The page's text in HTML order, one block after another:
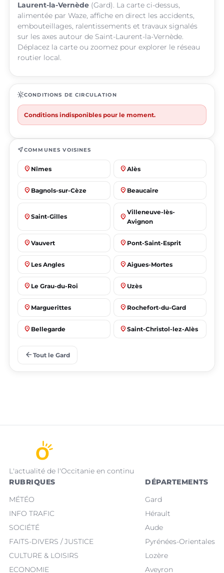
Laurent-la-Vernède (Gard). La carte ci-dessus,
alimentée par Waze, affiche en direct les accidents,
embouteillages, ralentissements et travaux signalés
sur les axes autour de Saint-Laurent-la-Vernède.
Déplacez la carte ou zoomez pour explorer le réseau
routier local.
routineCONDITIONS DE CIRCULATION
Conditions indisponibles pour le moment.
near_meCOMMUNES VOISINES
place Nîmes place Alès
place Bagnols-sur-Cèze place Beaucaire
place Saint-Gilles place
Villeneuve-lès-
Avignon
place Vauvert place Pont-Saint-Esprit
place Les Angles place Aigues-Mortes
place Le Grau-du-Roi place Uzès
place Marguerittes place Rochefort-du-Gard
place Bellegarde place Saint-Christol-lez-Alès
place
arrow_back Tout le Gard
L'actualité de l'Occitanie en continu
RUBRIQUES
MÉTÉO
INFO TRAFIC
SOCIÉTÉ
FAITS-DIVERS / JUSTICE
CULTURE & LOISIRS
ECONOMIE
DÉPARTEMENTS
Gard
Hérault
Aude
Pyrénées-Orientales
Lozère
Aveyron